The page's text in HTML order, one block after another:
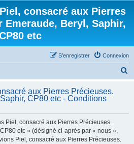
consacré aux Pierres
Emeraude, Beryl, Saphir,
etc
Connexion
S’enregistrer
aux Pierres Précieuses.
CP80 etc - Conditions
Piel, consacré aux Pierres Précieuses.
etc » (désigné ci-après par « nous »,
Piel, consacré aux Pierres Précieuses.